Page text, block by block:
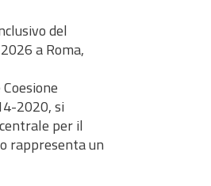
del
a Roma,
2020, si
per il
rappresenta un